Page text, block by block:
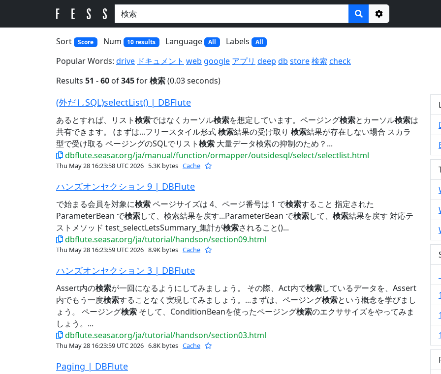
Options
Sort Score Num 10 results Language All Labels All
Popular Words: drive ドキュメント web google アプリ deep db store検索 check
Results 51 -60 of345for検索(0.03 seconds)
(外だしSQL)selectList() | DBFlute
あるとすれば、リスト検索ではなくカーソル検索を想定しています。ページング検索とカーソル検索は
共有できます。 (まずは...フリースタイル形式検索結果の受け取り 検索結果が存在しない場合 スカラ
型で受け取る ページングのSQLでリスト検索 大量データ検索の抑制のため？...
dbflute.seasar.org/ja/manual/function/ormapper/outsidesql/select/selectlist.html
Thu May 28 16:23:58 UTC 2026 5.3K bytes Cache
ハンズオンセクション 9 | DBFlute
で始まる会員を対象に検索ページサイズは 4、ページ番号は 1 で検索すること 指定された
ParameterBean で検索して、検索結果を戻す...ParameterBean で検索して、 検索結果を戻す 対応テ
ストメソッド test_selectLetsSummary_集計が検索されること()...
dbflute.seasar.org/ja/tutorial/handson/section09.html
Thu May 28 16:23:59 UTC 2026 8.9K bytes Cache
ハンズオンセクション 3 | DBFlute
Assert内の検索が一回になるようにしてみましょう。 その際、Act内で検索しているデータを、Assert
内でもう一度検索することなく実現してみましょう。...まずは、ページング検索という概念を学びまし
ょう。 ページング検索 そして、ConditionBeanを使ったページング検索のエクササイズをやってみま
しょう。...
dbflute.seasar.org/ja/tutorial/handson/section03.html
Thu May 28 16:23:59 UTC 2026 6.8K bytes Cache
Paging | DBFlute